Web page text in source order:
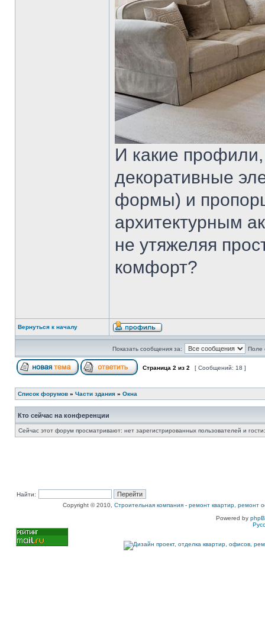
И какие
декоративные
формы) и
архитектурным
не утяжеляя
комфорт?
Вернуться к началу
Показать сообщения за: Поле
Страница 2 из 2 [ Сообщений: 18 ]
Список форумов » Части здания » Окна
Кто сейчас на конференции
Сейчас этот форум просматривают: нет зарегистрированных пользователей и
Найти:
Copyright © 2010, Строительная компания - ремонт квартир, ремонт
Powered by